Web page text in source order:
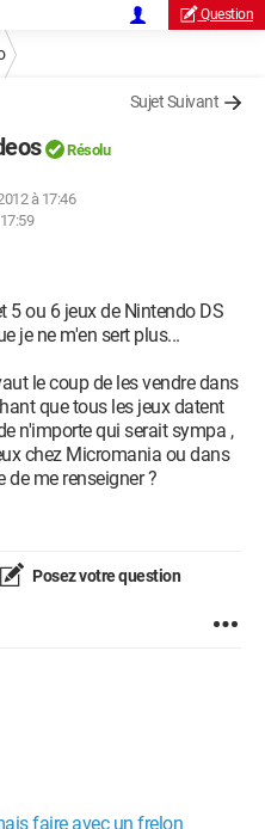
Question
Sujet Suivant
Résolu
à 17:46
5 ou 6 jeux de Nintendo DS
je ne m'en sert plus...
le coup de les vendre dans
que tous les jeux datent
n'importe qui serait sympa ,
chez Micromania ou dans
de me renseigner ?
Posez votre question
faire avec un frelon